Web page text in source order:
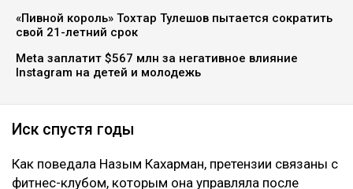
«Пивной король» Тохтар Тулешов пытается сократить
свой 21-летний срок
Meta заплатит $567 млн за негативное влияние
Instagram на детей и молодежь
Иск спустя годы
Как поведала Назым Кахарман, претензии связаны с
фитнес-клубом, которым она управляла после